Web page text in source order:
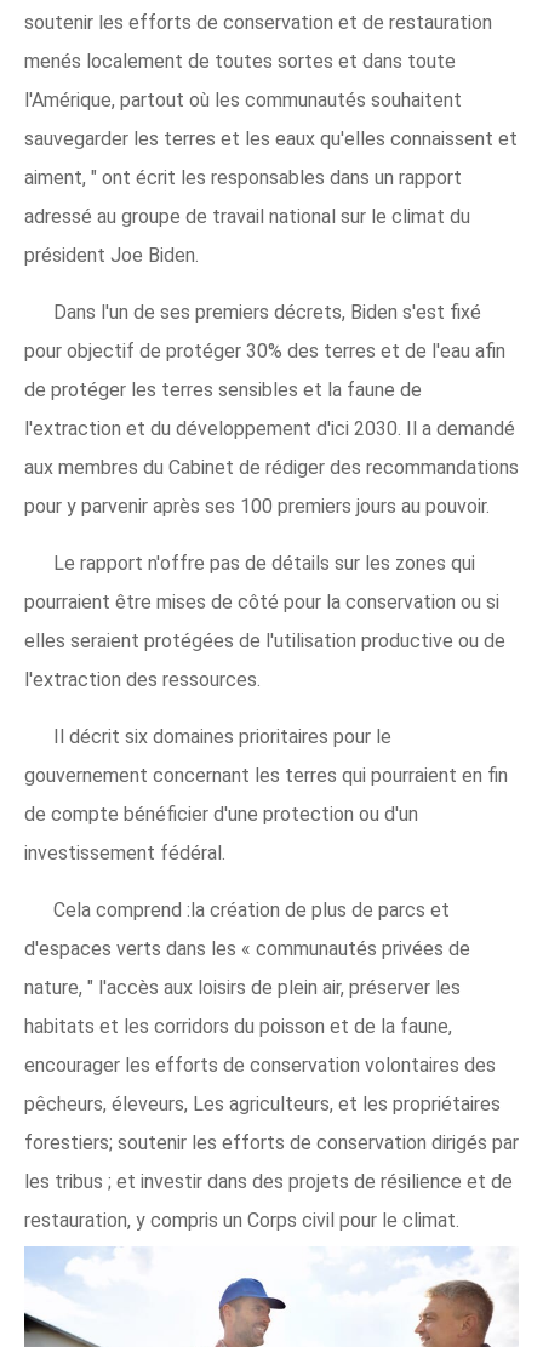
soutenir les efforts de conservation et de restauration
menés localement de toutes sortes et dans toute
l'Amérique, partout où les communautés souhaitent
sauvegarder les terres et les eaux qu'elles connaissent et
aiment, " ont écrit les responsables dans un rapport
adressé au groupe de travail national sur le climat du
président Joe Biden.
Dans l'un de ses premiers décrets, Biden s'est fixé
pour objectif de protéger 30% des terres et de l'eau afin
de protéger les terres sensibles et la faune de
l'extraction et du développement d'ici 2030. Il a demandé
aux membres du Cabinet de rédiger des recommandations
pour y parvenir après ses 100 premiers jours au pouvoir.
Le rapport n'offre pas de détails sur les zones qui
pourraient être mises de côté pour la conservation ou si
elles seraient protégées de l'utilisation productive ou de
l'extraction des ressources.
Il décrit six domaines prioritaires pour le
gouvernement concernant les terres qui pourraient en fin
de compte bénéficier d'une protection ou d'un
investissement fédéral.
Cela comprend :la création de plus de parcs et
d'espaces verts dans les « communautés privées de
nature, " l'accès aux loisirs de plein air, préserver les
habitats et les corridors du poisson et de la faune,
encourager les efforts de conservation volontaires des
pêcheurs, éleveurs, Les agriculteurs, et les propriétaires
forestiers; soutenir les efforts de conservation dirigés par
les tribus ; et investir dans des projets de résilience et de
restauration, y compris un Corps civil pour le climat.